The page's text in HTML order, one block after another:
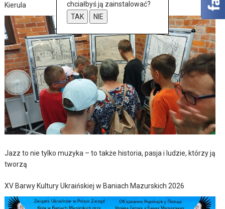
Kierula
Jazz to nie tylko muzyka – to także historia, pasja i ludzie, którzy ją
tworzą
XV Barwy Kultury Ukraińskiej w Baniach Mazurskich 2026
chciałbyś ją zainstalować?
TAK
NIE